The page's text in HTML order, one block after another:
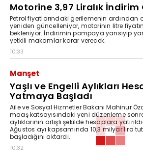
Motorine 3,97 Liralık İndirim
Petrol fiyatlarındaki gerilemenin ardından
yeniden güncelleniyor, motorinin litre
bekleniyor. İndirimin pompaya yansıyıp
yetkili makamlar karar verecek.
10:33
Manşet
Yaşlı ve Engelli Aylıkları
Yatmaya Başladı
Aile ve Sosyal Hizmetler Bakanı Mahinur
maaş katsayısındaki yeni düzenleme
aylıklarının artışlı şekilde hesaplara
Ağustos ayı kapsamında 10,3 milyar lira
başladığını aktardı.
10:32